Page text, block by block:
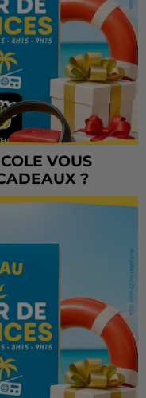
VOUS
?